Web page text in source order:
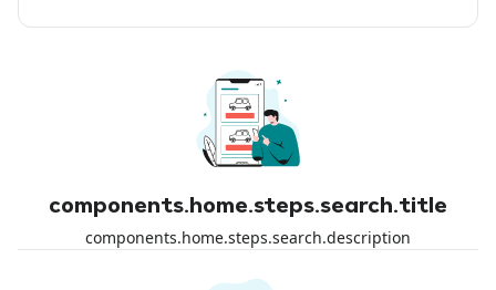
components.home.steps.search.title
components.home.steps.search.description